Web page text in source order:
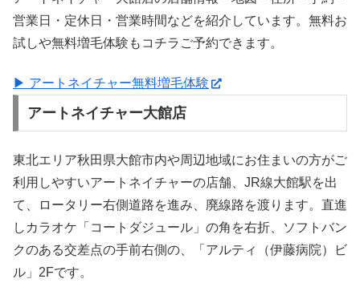
営業日・定休日・営業時間などを紹介しています。無料お
試しや無料増毛体験もコチラご予約できます。
▶ アートネイチャー無料増毛体験
アートネイチャー大館店
東北エリア秋田県大館市内や周辺地域にお住まいの方がご
利用しやすいアートネイチャーの店舗、JR線大館駅を出
て、ロータリー右側道路を進み、廃線路を渡ります。直進
しカラオケ「コートダジュール」の角を右折、ソフトバン
クのある交差点の手前右側の、「アルティ（伊藤病院）ビ
ル」2Fです。